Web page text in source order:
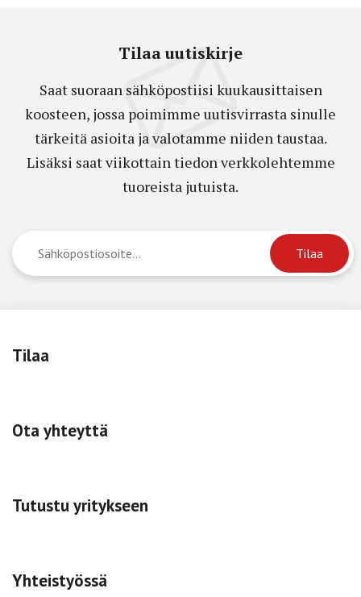
Tilaa uutiskirje
Saat suoraan sähköpostiisi kuukausittaisen
koosteen, jossa poimimme uutisvirrasta sinulle
tärkeitä asioita ja valotamme niiden taustaa.
Lisäksi saat viikottain tiedon verkkolehtemme
tuoreista jutuista.
Tilaa
Ota yhteyttä
Tutustu yritykseen
Yhteistyössä